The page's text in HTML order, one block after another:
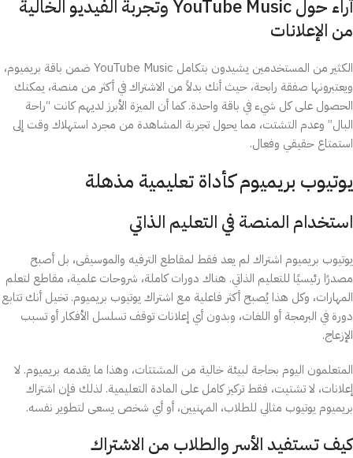
آراء حول YouTube Music وتجربة الفيديو الخالية
من الإعلانات
الكثير من المستخدمين يشيدون بتكامل YouTube Music ضمن باقة بريميوم،
ويعتبرونها صفقة رابحة، حيث أنك بدلاً من الاشتراك في أكثر من منصة، يمكنك
الحصول على كل شيء في باقة واحدة. كما أن الميزة الأبرز لديهم كانت “راحة
البال” وعدم التشتت، مما يحول تجربة المشاهدة من مجرد استهلاك وقت إلى
استمتاع حقيقي وفعال.
يوتيوب بريميوم كأداة تعليمية مذهلة
استخدام المنصة في التعليم الذاتي
يوتيوب بريميوم اشتراك لم يعد فقط لمقاطع الترفيه والموسيقى، بل أصبح
مصدرًا رئيسيًا للتعليم الذاتي. هناك دورات كاملة، شروحات علمية، مقاطع لتعلم
المهارات، وكل هذا يُصبح أكثر فاعلية مع اشتراك يوتيوب بريميوم. تخيل أنك تتابع
دورة في البرمجة أو اللغات، وبدون أي إعلانات توقف تسلسل الأفكار أو تسبب
الإزعاج.
المتعلمون اليوم بحاجة لبيئة خالية من المشتتات، وهذا ما يقدمه بريميوم. لا
إعلانات، لا تشتيت، فقط تركيز كامل على المادة التعليمية. لذلك فإن اشتراك
بريميوم يوتيوب مثالي للطلاب، المهنيين، أو أي شخص يسعى لتطوير نفسه.
كيف تستفيد الأسر والطلاب من الاشتراك